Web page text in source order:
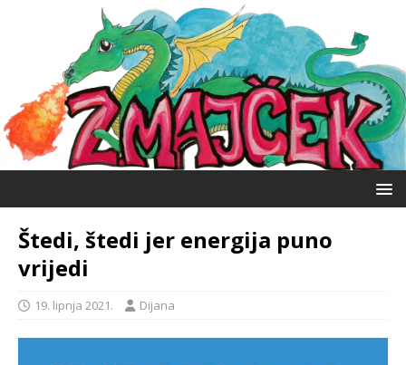
Štedi, štedi jer energija puno
vrijedi
19. lipnja 2021. Dijana